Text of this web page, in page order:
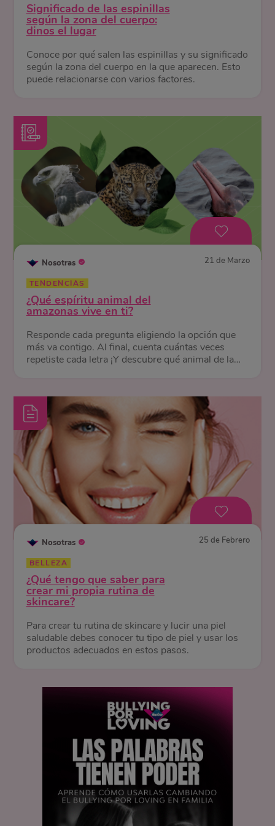
Significado de las espinillas
según la zona del cuerpo:
dinos el lugar
Conoce por qué salen las espinillas y su significado
según la zona del cuerpo en la que aparecen. Esto
puede relacionarse con varios factores.
Nosotras 21 de Marzo
TENDENCIAS
¿Qué espíritu animal del
amazonas vive en ti?
Responde cada pregunta eligiendo la opción que
más va contigo. Al final, cuenta cuántas veces
repetiste cada letra ¡Y descubre qué animal de la
Nosotras 25 de Febrero
BELLEZA
¿Qué tengo que saber para
crear mi propia rutina de
skincare?
Para crear tu rutina de skincare y lucir una piel
saludable debes conocer tu tipo de piel y usar los
productos adecuados en estos pasos.